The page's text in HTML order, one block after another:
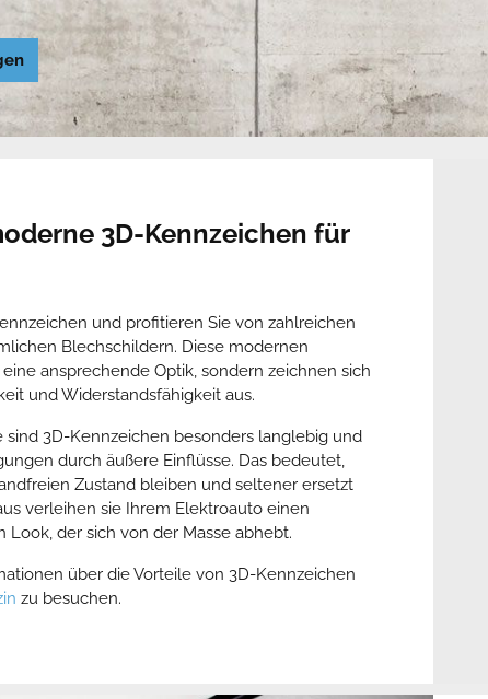
3D-Kennzeichen für
und profitieren Sie von zahlreichen
Blechschildern. Diese modernen
ansprechende Optik, sondern zeichnen sich
und Widerstandsfähigkeit aus.
sind 3D-Kennzeichen besonders langlebig und
durch äußere Einflüsse. Das bedeutet,
Zustand bleiben und seltener ersetzt
verleihen sie Ihrem Elektroauto einen
der sich von der Masse abhebt.
über die Vorteile von 3D-Kennzeichen
zu besuchen.